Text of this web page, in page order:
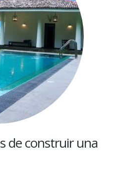
de construir una